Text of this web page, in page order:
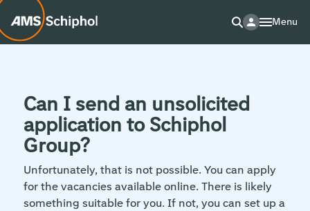
Menu
Can I send an unsolicited
application to Schiphol
Group?
Unfortunately, that is not possible. You can apply
for the vacancies available online. There is likely
something suitable for you. If not, you can set up a